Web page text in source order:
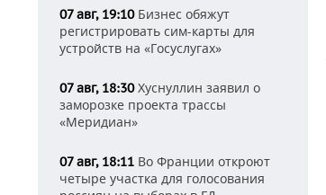
07 авг, 19:10Бизнес обяжут
регистрировать сим-карты для
устройств на «Госуслугах»
07 авг, 18:30Хуснуллин заявил о
заморозке проекта трассы
«Меридиан»
07 авг, 18:11 Во Франции откроют
четыре участка для голосования